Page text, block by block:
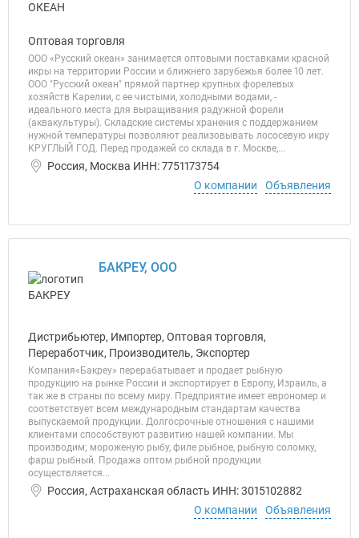
Оптовая торговля
ООО «Русский океан» занимается оптовыми поставками красной
икры на территории России и ближнего зарубежья более 10 лет.
ООО "Русский океан" прямой партнер крупных форелевых
хозяйств Карелии, с ее чистыми, холодными водами, -
идеального места для выращивания радужной форели
(аквакультуры). Складские системы хранения с поддержанием
нужной температуры позволяют реализовывать лососевую икру
КРУГЛЫЙ ГОД. Перед продажей со склада в г. Москве,...
Россия, Москва ИНН: 7751173754
О компании
Объявления
БАКРЕУ, ООО
Дистрибьютер, Импортер, Оптовая торговля,
Переработчик, Производитель, Экспортер
Компания«Бакреу» перерабатывает и продает рыбную
продукцию на рынке России и экспортирует в Европу, Израиль, а
так же в страны по всему миру. Предприятие имеет еврономер и
соответствует всем международным стандартам качества
выпускаемой продукции. Долгосрочные отношения с нашими
клиентами способствуют развитию нашей компании. Мы
производим; мороженую рыбу, филе рыбное, рыбную соломку,
фарш рыбный. Продажа оптом рыбной продукции
осуществляется...
Россия, Астраханская область ИНН: 3015102882
О компании
Объявления